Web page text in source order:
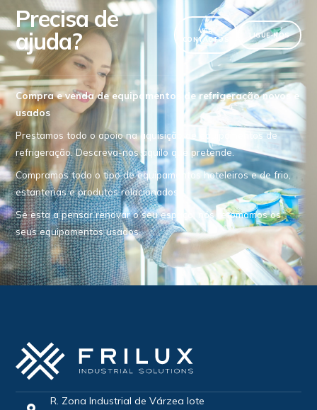
Precisa de
ajuda?
VER
CONTACTOS
LIGUE-NOS
Compra e venda de equipamentos de refrigeração novos e
usados
Prestamos todo o apoio na aquisição de equipamentos de
refrigeração. Descreva-nos aquilo que pretende.
Compramos todo o tipo de equipamentos hoteleiros e de frio,
estanterias e produtos relacionados.
Se esta a pensar renovar o seu espaço, nós retomamos os
seus equipamentos usados.
R. Zona Industrial de Várzea lote